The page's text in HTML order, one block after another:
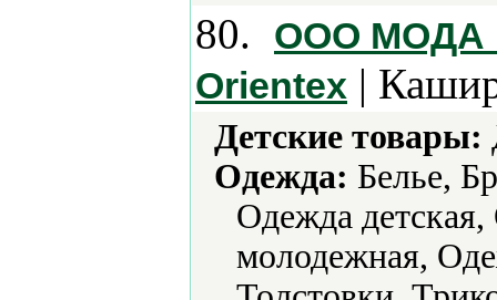
80.
ООО МОДА
Orientex |
Детские товары:
Одежда: Белье,
Одежда
молодежная,